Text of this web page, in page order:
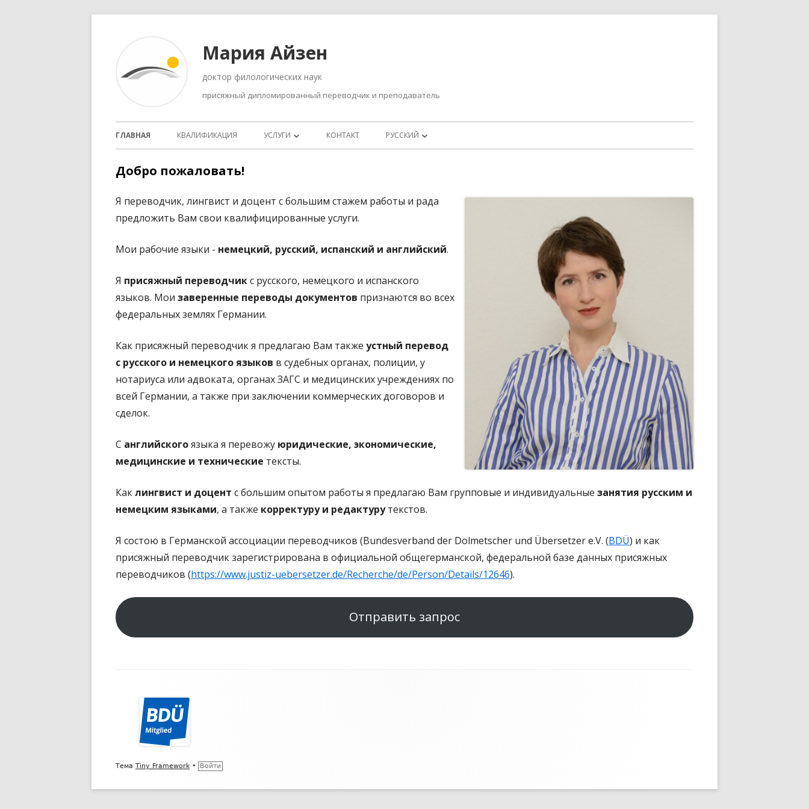
Мария Айзен
присяжный дипломированный переводчик и преподаватель
Основное
ГЛАВНАЯ КВАЛИФИКАЦИЯ УСЛУГИ КОНТАКТ РУССКИЙ
Добро пожаловать!
Я переводчик, лингвист и доцент с большим стажем работы и рада
предложить Вам свои квалифицированные услуги.
Мои рабочие языки - немецкий, русский, испанский и английский.
Я присяжный переводчикс русского, немецкого и испанского
языков. Мои заверенные переводы документов признаются во всех
федеральных землях Германии.
Как присяжный переводчик я предлагаю Вам также устный перевод
с русского и немецкого языков в судебных органах, полиции, у
нотариуса или адвоката, органах ЗАГС и медицинских учреждениях по
всей Германии, а также при заключении коммерческих договоров и
сделок.
С английскогоязыка я перевожу юридические, экономические,
медицинские и технические тексты.
Каклингвист и доцент с большим опытом работы я предлагаю Вам групповые и индивидуальные занятия русским и
немецким языками, а также корректуру и редактурутекстов.
Я состою в Германской ассоциации переводчиков (Bundesverband der Dolmetscher und Übersetzer e.V. (BDÜ) и как
присяжный переводчик зарегистрирована в официальной общегерманской, федеральной базе данных присяжных
переводчиков (https://www.justiz-uebersetzer.de/Recherche/de/Person/Details/12646).
Отправить запрос
подвала
Тема Tiny Framework • Войти